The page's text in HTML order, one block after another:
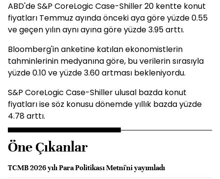
ABD'de S&P CoreLogic Case-Shiller 20 kentte konut
fiyatları Temmuz ayında önceki aya göre yüzde 0.55
ve geçen yılın aynı ayına göre yüzde 3.95 arttı.
Bloomberg'in anketine katılan ekonomistlerin
tahminlerinin medyanına göre, bu verilerin sırasıyla
yüzde 0.10 ve yüzde 3.60 artması bekleniyordu.
S&P CoreLogic Case-Shiller ulusal bazda konut
fiyatları ise söz konusu dönemde yıllık bazda yüzde
4.78 arttı.
Öne Çıkanlar
TCMB 2026 yılı Para Politikası Metni'ni yayımladı